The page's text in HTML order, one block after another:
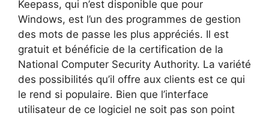
Keepass, qui n’est disponible que pour
Windows, est l’un des programmes de gestion
des mots de passe les plus appréciés. Il est
gratuit et bénéficie de la certification de la
National Computer Security Authority. La variété
des possibilités qu’il offre aux clients est ce qui
le rend si populaire. Bien que l’interface
utilisateur de ce logiciel ne soit pas son point